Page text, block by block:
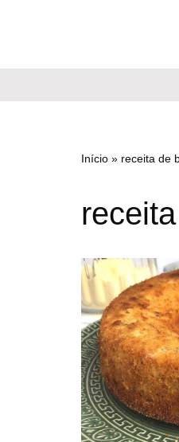
Início » receita de